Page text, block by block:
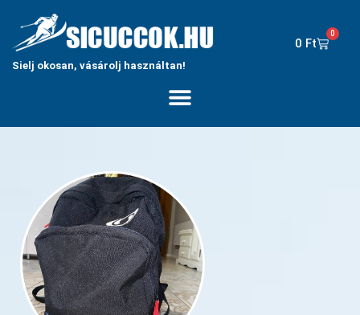
Sielj okosan, vásárolj használtan!
0 Ft
0